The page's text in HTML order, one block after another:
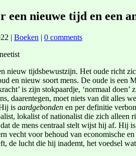
een nieuwe tijd en een
| Boeken | 0 comments
nieuw tijdsbewustzijn. Het oude richt
en nieuw soort mens. De oude is een
is zijn stokpaardje, ‘normaal doen’
daarentegen, moet niets van dit alles
is aardgebonden en per definitie
lokalist of nationalist die zich alleen
de mens centraal stelt wijst hij af. Hij is
vecht voor behoud van economische
de lucht die hij inademt, het voedsel